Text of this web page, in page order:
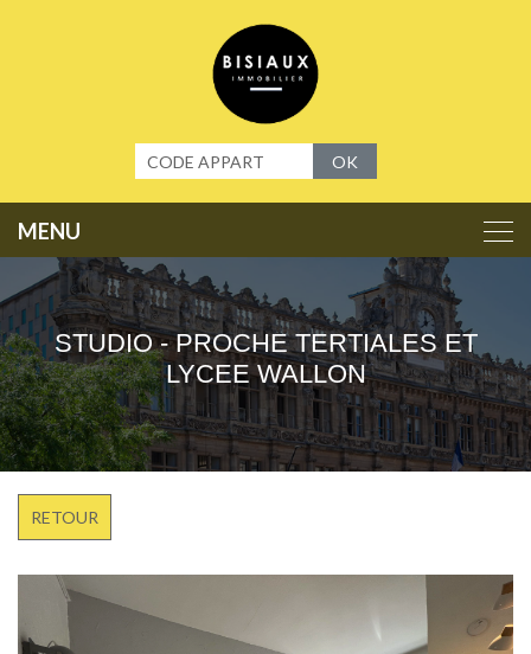
OK
STUDIO - PROCHE TERTIALES ET
LYCEE WALLON
RETOUR